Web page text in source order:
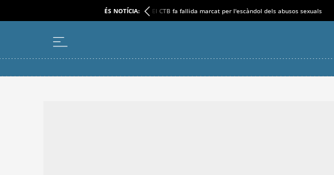
ÉS NOTÍCIA: El CTB fa fallida marcat per l'escàndol dels abusos sexuals